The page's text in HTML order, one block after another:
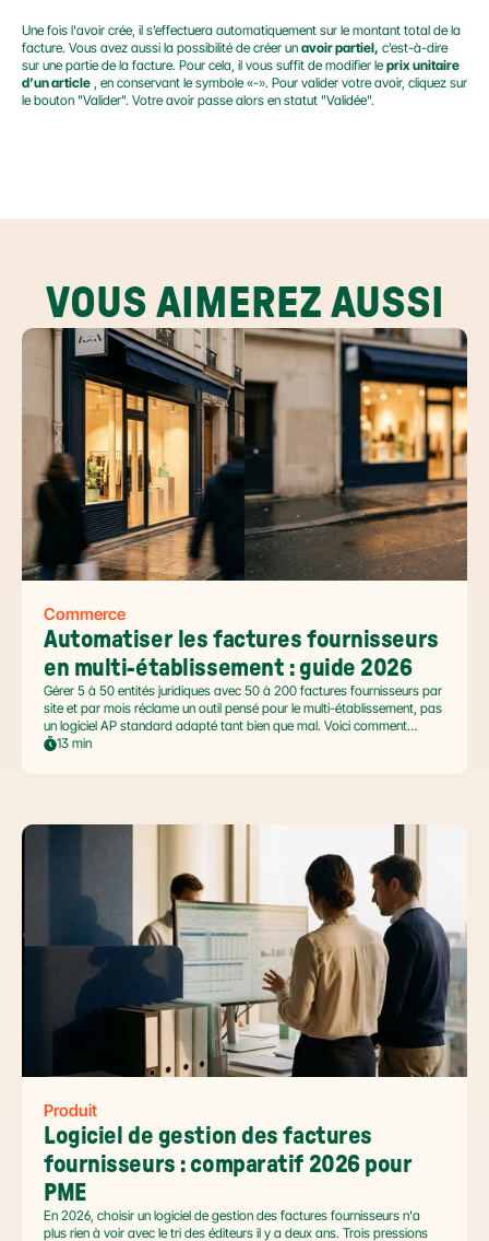
Une fois l'avoir crée, il s’effectuera automatiquement sur le montant total de la
facture. Vous avez aussi la possibilité de créer un avoir partiel, c’est-à-dire
sur une partie de la facture. Pour cela, il vous suffit de modifier le prix unitaire
d’un article , en conservant le symbole «-». Pour valider votre avoir, cliquez sur
le bouton "Valider". Votre avoir passe alors en statut "Validée".
VOUS AIMEREZ AUSSI
Commerce
Automatiser les factures fournisseurs
en multi-établissement : guide 2026
Gérer 5 à 50 entités juridiques avec 50 à 200 factures fournisseurs par
site et par mois réclame un outil pensé pour le multi-établissement, pas
un logiciel AP standard adapté tant bien que mal. Voici comment
automatiser sans casser la gouvernance locale, capturer le levier BFR
13 min
Produit
Logiciel de gestion des factures
fournisseurs : comparatif 2026 pour
PME
En 2026, choisir un logiciel de gestion des factures fournisseurs n'a
plus rien à voir avec le tri des éditeurs il y a deux ans. Trois pressions